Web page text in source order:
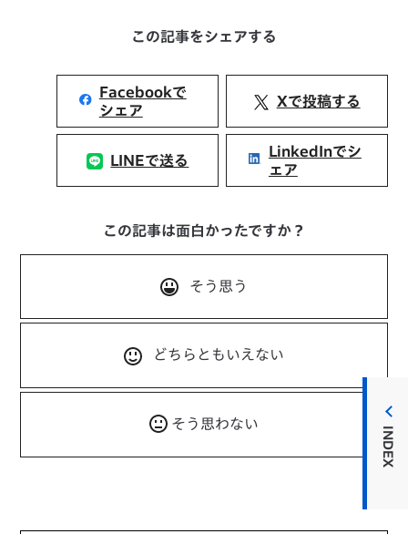
INDEX
この記事をシェアする
Facebookで
シェア
Xで投稿する
LINEで送る
LinkedInでシ
ェア
この記事は面白かったですか？
そう思う
どちらともいえない
そう思わない